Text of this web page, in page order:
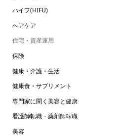
ハイフ(HIFU)
ヘアケア
住宅・資産運用
保険
健康・介護・生活
健康食・サプリメント
専門家に聞く美容と健康
看護師転職・薬剤師転職
美容